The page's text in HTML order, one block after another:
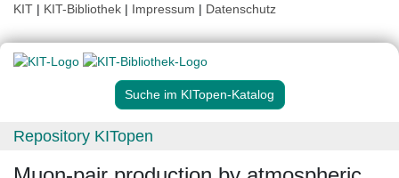
KIT | KIT-Bibliothek | Impressum | Datenschutz
Suche im KITopen-Katalog
Repository KITopen